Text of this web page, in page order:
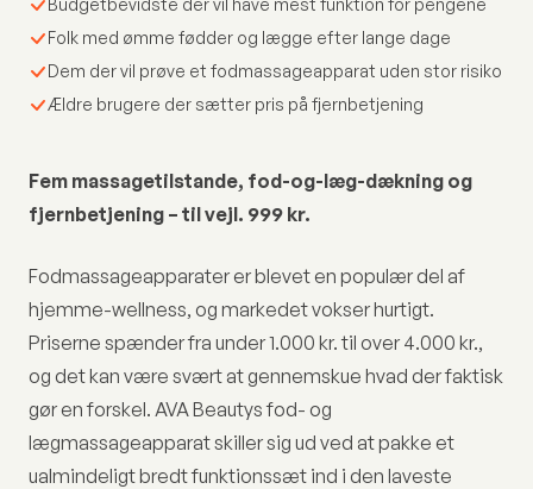
Budgetbevidste der vil have mest funktion for pengene
Folk med ømme fødder og lægge efter lange dage
Dem der vil prøve et fodmassageapparat uden stor risiko
Ældre brugere der sætter pris på fjernbetjening
Fem massagetilstande, fod-og-læg-dækning og
fjernbetjening – til vejl. 999 kr.
Fodmassageapparater er blevet en populær del af
hjemme-wellness, og markedet vokser hurtigt.
Priserne spænder fra under 1.000 kr. til over 4.000 kr.,
og det kan være svært at gennemskue hvad der faktisk
gør en forskel. AVA Beautys fod- og
lægmassageapparat skiller sig ud ved at pakke et
ualmindeligt bredt funktionssæt ind i den laveste